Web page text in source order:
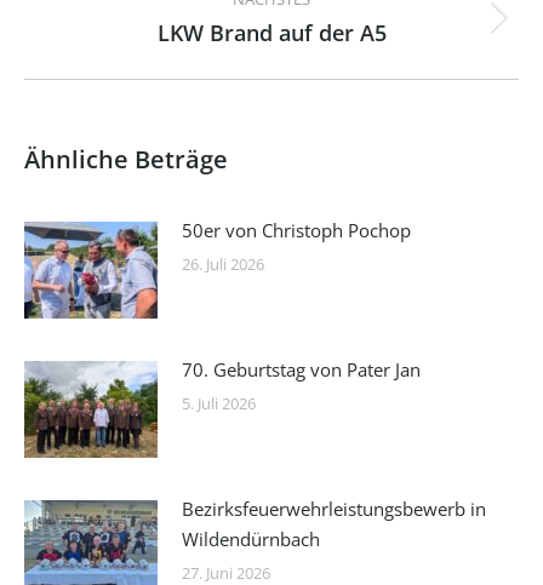
Nächster
LKW Brand auf der A5
Ähnliche Beträge
50er von Christoph Pochop
26. Juli 2026
70. Geburtstag von Pater Jan
5. Juli 2026
Bezirksfeuerwehrleistungsbewerb in
Wildendürnbach
27. Juni 2026